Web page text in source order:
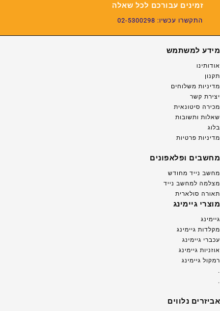
זמינים עבורכם לכל שאלה
התקשרו עכשיו: 02-5300298
מידע למשתמש
אודותינו
תקנון
מדיניות משלוחים
יצירת קשר
מכירה סיטונאית
שאלות ותשובות
בלוג
מדיניות פרטיות
מחשבים ופלאפונים
מחשב נייד מחודש
מצלמה למחשב נייד
תאורה סולארית
מוצרי גיימינג
גיימינג
מקלדות גיימינג
עכברי גיימינג
אוזניות גיימינג
רמקול גיימינג
.
.
אביזרים נלווים